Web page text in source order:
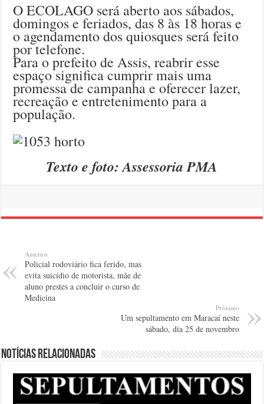
O ECOLAGO será aberto aos sábados,
domingos e feriados, das 8 às 18 horas e
o agendamento dos quiosques será feito
por telefone.
Para o prefeito de Assis, reabrir esse
espaço significa cumprir mais uma
promessa de campanha e oferecer lazer,
recreação e entretenimento para a
população.
Texto e foto: Assessoria PMA
Anterior
Policial rodoviário fica ferido, mas
evita suicídio de motorista, mãe de
aluno prestes a concluir o curso de
Medicina
Próximo
Um sepultamento em Maracaí neste
sábado, dia 25 de novembro
Notícias relacionadas